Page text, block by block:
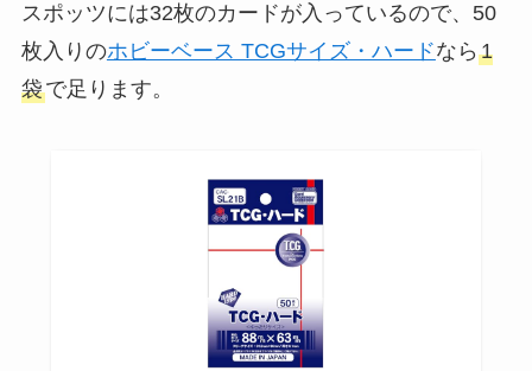
スポッツには32枚のカードが入っているので、50
枚入りのホビーベース TCGサイズ・ハードなら 1
袋で足ります。